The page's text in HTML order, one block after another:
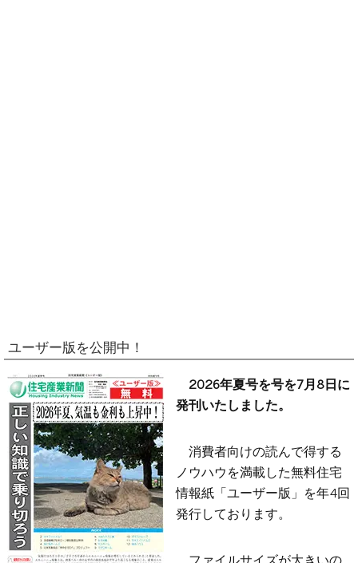
ユーザー版を公開中！
2026年夏号を号を7月8日に
発刊いたしました。
消費者向けの読んで得する
ノウハウを満載した無料住宅
情報紙「ユーザー版」を年4回
発行しております。